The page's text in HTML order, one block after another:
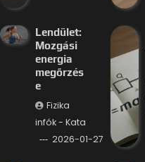
Lendület:
Mozgási
energia
megőrzés
e
Fizika
infók - Kata
2026-01-27